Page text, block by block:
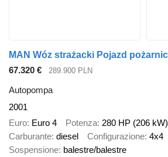
67.320 € 289.900 PLN
Autopompa
2001
Euro Euro 4 Potenza 280 HP (206 kW)
Carburante diesel Configurazione 4x4
Sospensione balestre/balestre